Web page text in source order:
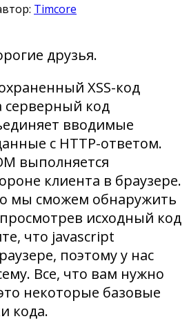
Timcore
друзья.
XSS-код
серверный код
вводимые
с HTTP-ответом.
выполняется
клиента в браузере.
мы сможем обнаружить
исходный код
что javascript
поэтому у нас
Все, что вам нужно
некоторые базовые
кода.